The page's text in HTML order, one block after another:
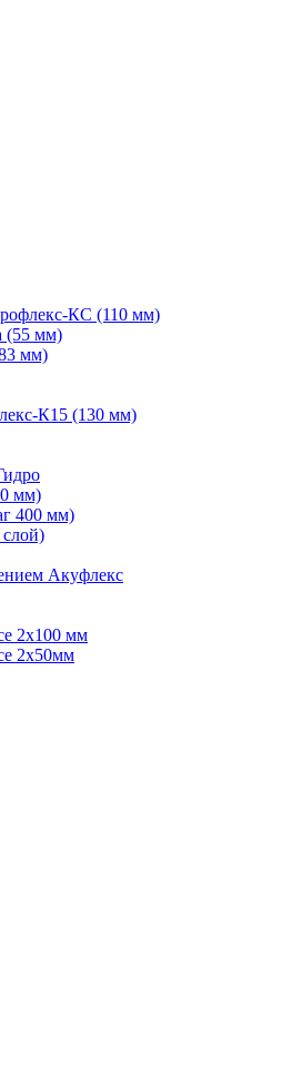
КС (110 мм)
(55 мм)
мм)
К15 (130 мм)
мм)
400 мм)
Акуфлекс
2х100 мм
2х50мм